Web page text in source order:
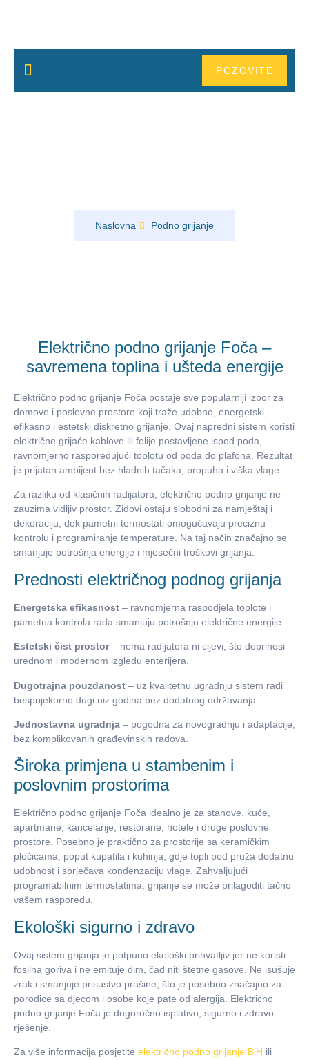
POZOVITE
Naslovna Podno grijanje
Električno podno grijanje Foča –
savremena toplina i ušteda energije
Električno podno grijanje Foča postaje sve popularniji izbor za
domove i poslovne prostore koji traže udobno, energetski
efikasno i estetski diskretno grijanje. Ovaj napredni sistem koristi
električne grijaće kablove ili folije postavljene ispod poda,
ravnomjerno raspoređujući toplotu od poda do plafona. Rezultat
je prijatan ambijent bez hladnih tačaka, propuha i viška vlage.
Za razliku od klasičnih radijatora, električno podno grijanje ne
zauzima vidljiv prostor. Zidovi ostaju slobodni za namještaj i
dekoraciju, dok pametni termostati omogućavaju preciznu
kontrolu i programiranje temperature. Na taj način značajno se
smanjuje potrošnja energije i mjesečni troškovi grijanja.
Prednosti električnog podnog grijanja
Energetska efikasnost – ravnomjerna raspodjela toplote i
pametna kontrola rada smanjuju potrošnju električne energije.
Estetski čist prostor– nema radijatora ni cijevi, što doprinosi
urednom i modernom izgledu enterijera.
Dugotrajna pouzdanost – uz kvalitetnu ugradnju sistem radi
besprijekorno dugi niz godina bez dodatnog održavanja.
Jednostavna ugradnja – pogodna za novogradnju i adaptacije,
bez komplikovanih građevinskih radova.
Široka primjena u stambenim i
poslovnim prostorima
Električno podno grijanje Foča idealno je za stanove, kuće,
apartmane, kancelarije, restorane, hotele i druge poslovne
prostore. Posebno je praktično za prostorije sa keramičkim
pločicama, poput kupatila i kuhinja, gdje topli pod pruža dodatnu
udobnost i sprječava kondenzaciju vlage. Zahvaljujući
programabilnim termostatima, grijanje se može prilagoditi tačno
vašem rasporedu.
Ekološki sigurno i zdravo
Ovaj sistem grijanja je potpuno ekološki prihvatljiv jer ne koristi
fosilna goriva i ne emituje dim, čađ niti štetne gasove. Ne isušuje
zrak i smanjuje prisustvo prašine, što je posebno značajno za
porodice sa djecom i osobe koje pate od alergija. Električno
podno grijanje Foča je dugoročno isplativo, sigurno i zdravo
rješenje.
Za više informacija posjetite električno podno grijanje BiH ili